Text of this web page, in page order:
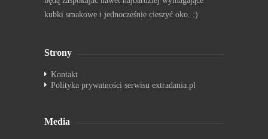
kubki smakowe i jednocześnie cieszyć oko. :)
Strony
Kontakt
Polityka prywatności serwisu extradania.pl
Media